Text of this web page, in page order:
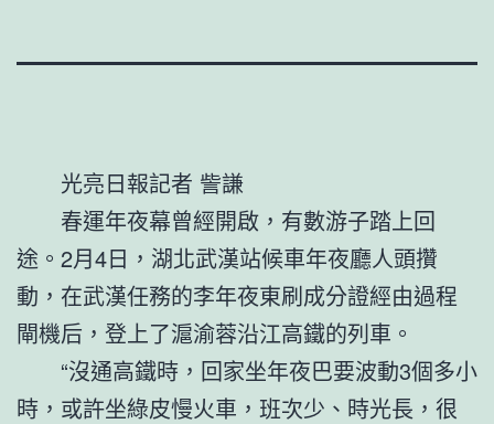
光亮日報記者 訾謙
春運年夜幕曾經開啟，有數游子踏上回
途。2月4日，湖北武漢站候車年夜廳人頭攢
動，在武漢任務的李年夜東刷成分證經由過程
閘機后，登上了滬渝蓉沿江高鐵的列車。
“沒通高鐵時，回家坐年夜巴要波動3個多小
時，或許坐綠皮慢火車，班次少、時光長，很